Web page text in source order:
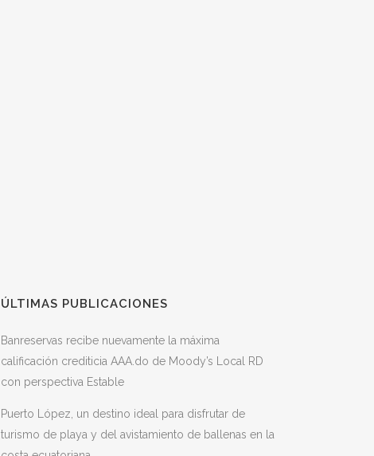
ÚLTIMAS PUBLICACIONES
Banreservas recibe nuevamente la máxima
calificación crediticia AAA.do de Moody’s Local RD
con perspectiva Estable
Puerto López, un destino ideal para disfrutar de
turismo de playa y del avistamiento de ballenas en la